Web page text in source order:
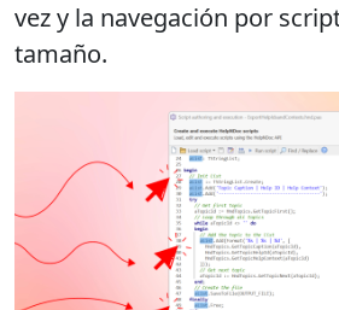
vez y la navegación por
tamaño.